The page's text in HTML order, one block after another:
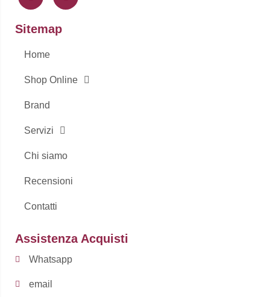
b
o
-
f
a
Sitemap
Home
Shop Online
Brand
Servizi
Chi siamo
Recensioni
Contatti
Assistenza Acquisti
Whatsapp
email